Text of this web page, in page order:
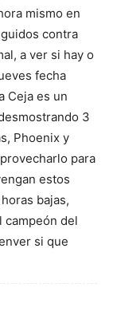
mismo en
contra
a ver si hay o
fecha
Ceja es un
3
Phoenix y
para
estos
bajas,
campeón del
si que